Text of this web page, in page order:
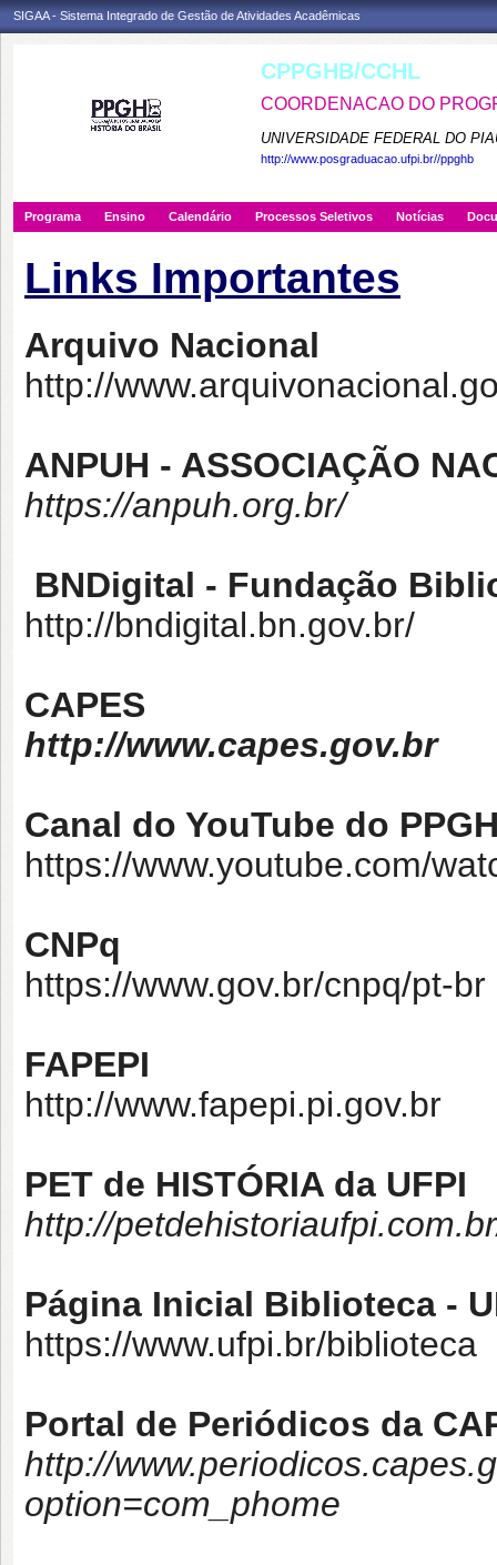
SIGAA - Sistema Integrado de Gestão de Atividades Acadêmicas
CPPGHB/CCHL
COORDENACAO DO
UNIVERSIDADE FEDERAL DO
http://www.posgraduacao.ufpi.br//ppghb
Programa Ensino Calendário Processos Seletivos Notícias
Links Importantes
Arquivo Nacional
http://
ANPUH - ASSOCIAÇÃO
https://anpuh.org.br/
BNDigital - Fundação
http://bndigital.bn.gov.br/
CAPES
http://www.capes.gov.br
Canal do YouTube do
https://www.youtube.com/
CNPq
https://www.gov.br/cnpq/pt-br
FAPEPI
http://www.fapepi.pi.gov.br
PET de HISTÓRIA da UFPI
http://
Página Inicial Biblioteca -
https://www.ufpi.br/biblioteca
Portal de Periódicos da
http://
option=com_phome